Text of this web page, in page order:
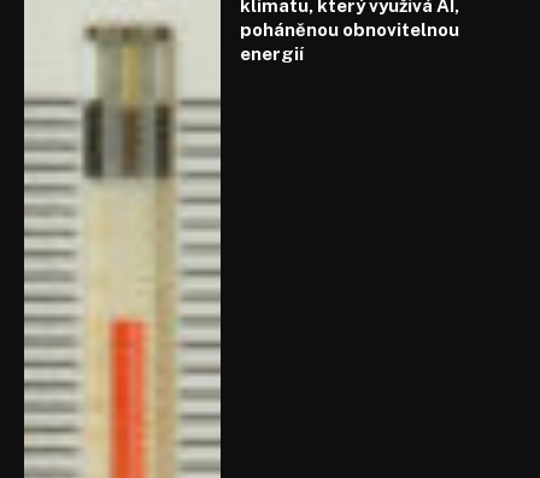
klimatu, který využívá AI,
poháněnou obnovitelnou
energií